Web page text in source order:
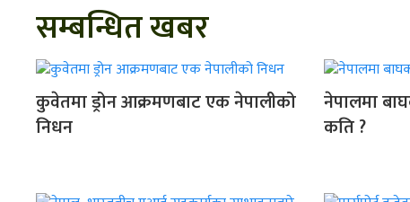
सम्बन्धित खबर
कुवेतमा ड्रोन आक्रमणबाट एक नेपालीको
निधन
नेपालमा
कति ?